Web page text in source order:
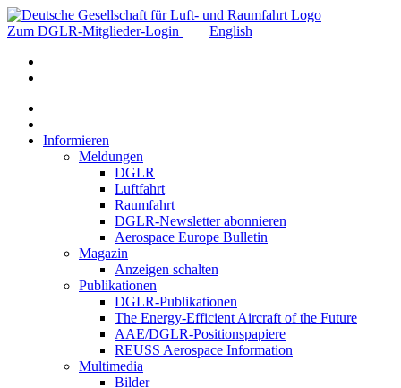
Zum DGLR-Mitglieder-Login English
Informieren
Meldungen
DGLR
Luftfahrt
Raumfahrt
DGLR-Newsletter abonnieren
Aerospace Europe Bulletin
Magazin
Anzeigen schalten
Publikationen
DGLR-Publikationen
The Energy-Efficient Aircraft of the Future
AAE/DGLR-Positionspapiere
REUSS Aerospace Information
Multimedia
Bilder